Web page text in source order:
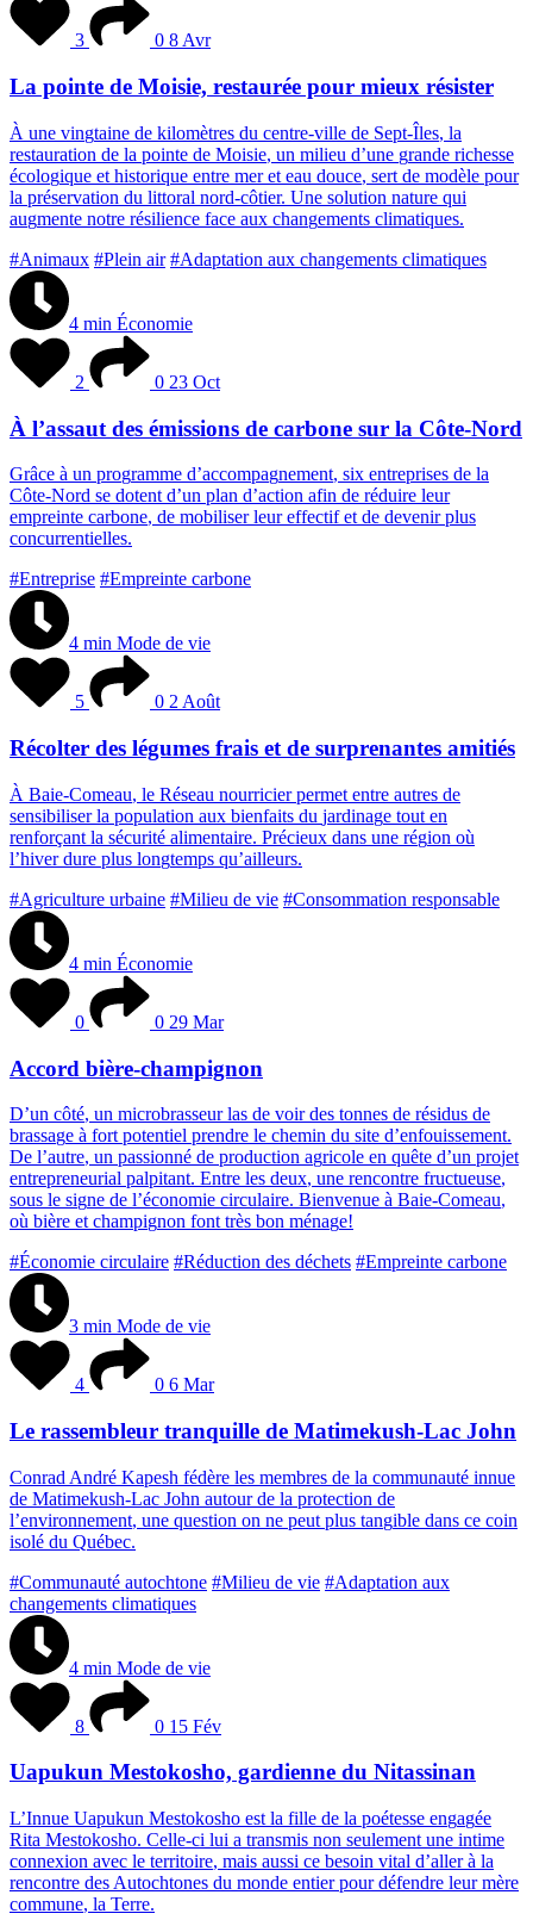
3 0 8 Avr
La pointe de Moisie, restaurée pour mieux résister
À une vingtaine de kilomètres du centre-ville de Sept-Îles, la
restauration de la pointe de Moisie, un milieu d’une grande richesse
écologique et historique entre mer et eau douce, sert de modèle pour
la préservation du littoral nord-côtier. Une solution nature qui
augmente notre résilience face aux changements climatiques.
#Animaux #Plein air #Adaptation aux changements climatiques
4 min Économie
2 0 23 Oct
À l’assaut des émissions de carbone sur la Côte-Nord
Grâce à un programme d’accompagnement, six entreprises de la
Côte-Nord se dotent d’un plan d’action afin de réduire leur
empreinte carbone, de mobiliser leur effectif et de devenir plus
concurrentielles.
#Entreprise #Empreinte carbone
4 min Mode de vie
5 0 2 Août
Récolter des légumes frais et de surprenantes amitiés
À Baie-Comeau, le Réseau nourricier permet entre autres de
sensibiliser la population aux bienfaits du jardinage tout en
renforçant la sécurité alimentaire. Précieux dans une région où
l’hiver dure plus longtemps qu’ailleurs.
#Agriculture urbaine #Milieu de vie #Consommation responsable
4 min Économie
0 0 29 Mar
Accord bière-champignon
D’un côté, un microbrasseur las de voir des tonnes de résidus de
brassage à fort potentiel prendre le chemin du site d’enfouissement.
De l’autre, un passionné de production agricole en quête d’un projet
entrepreneurial palpitant. Entre les deux, une rencontre fructueuse,
sous le signe de l’économie circulaire. Bienvenue à Baie-Comeau,
où bière et champignon font très bon ménage!
#Économie circulaire #Réduction des déchets #Empreinte carbone
3 min Mode de vie
4 0 6 Mar
Le rassembleur tranquille de Matimekush-Lac John
Conrad André Kapesh fédère les membres de la communauté innue
de Matimekush-Lac John autour de la protection de
l’environnement, une question on ne peut plus tangible dans ce coin
isolé du Québec.
#Communauté autochtone #Milieu de vie #Adaptation aux
changements climatiques
4 min Mode de vie
8 0 15 Fév
Uapukun Mestokosho, gardienne du Nitassinan
L’Innue Uapukun Mestokosho est la fille de la poétesse engagée
Rita Mestokosho. Celle-ci lui a transmis non seulement une intime
connexion avec le territoire, mais aussi ce besoin vital d’aller à la
rencontre des Autochtones du monde entier pour défendre leur mère
commune, la Terre.